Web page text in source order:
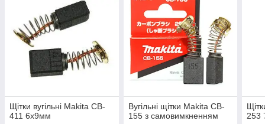
Щітки вугільні Makita CB-
411 6х9мм
Вугільні щітки Makita CB-
155 з самовимкненням
253